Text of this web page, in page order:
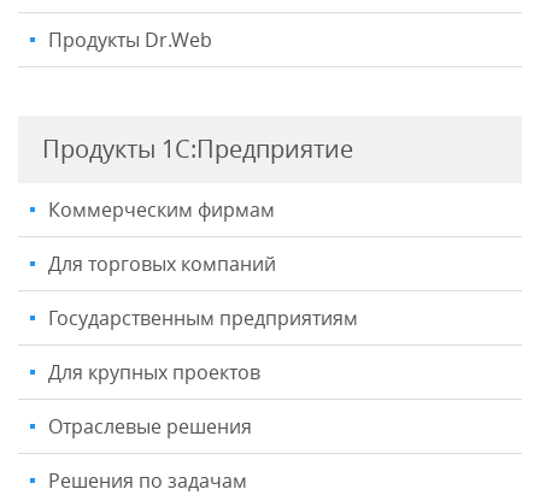
Продукты Dr.Web
Продукты 1С:Предприятие
Коммерческим фирмам
Для торговых компаний
Государственным предприятиям
Для крупных проектов
Отраслевые решения
Решения по задачам